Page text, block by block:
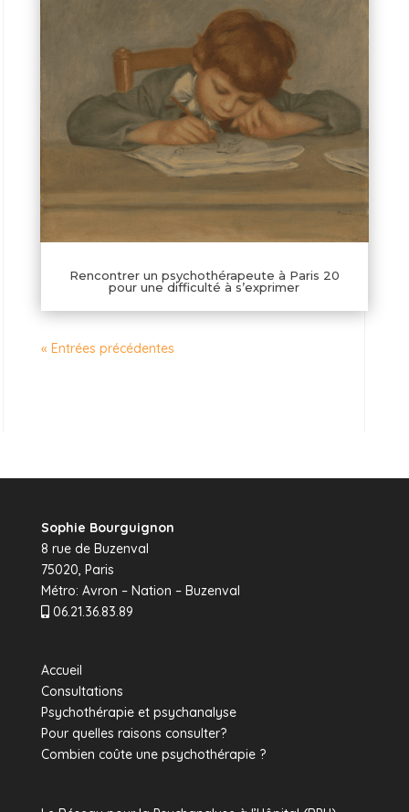
Rencontrer un psychothérapeute à Paris 20
pour une difficulté à s’exprimer
« Entrées précédentes
Sophie Bourguignon
8 rue de Buzenval
75020, Paris
Métro: Avron – Nation – Buzenval
06.21.36.83.89
Accueil
Consultations
Psychothérapie et psychanalyse
Pour quelles raisons consulter?
Combien coûte une psychothérapie ?